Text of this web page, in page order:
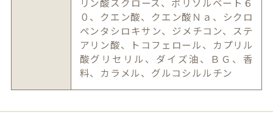
０、クエン酸、クエン酸Ｎａ、シクロ
ペンタシロキサン、ジメチコン、ステ
アリン酸、トコフェロール、カプリル
酸グリセリル、ダイズ油、ＢＧ、香
料、カラメル、グルコシルルチン